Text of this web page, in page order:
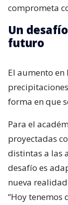
comprometa
Un
futuro
El aumento
forma en que
Para el
proyectadas
distintas a las
desafío es
nueva
“Hoy